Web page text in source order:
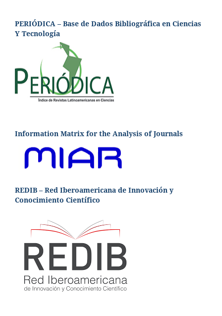
PERIÓDICA – Base de Dados Bibliográfica en Ciencias
Y Tecnología
Information Matrix for the Analysis of Journals
REDIB – Red Iberoamericana de Innovación y
Conocimiento Científico